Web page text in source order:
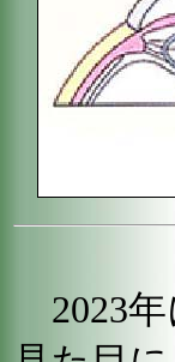
2023年